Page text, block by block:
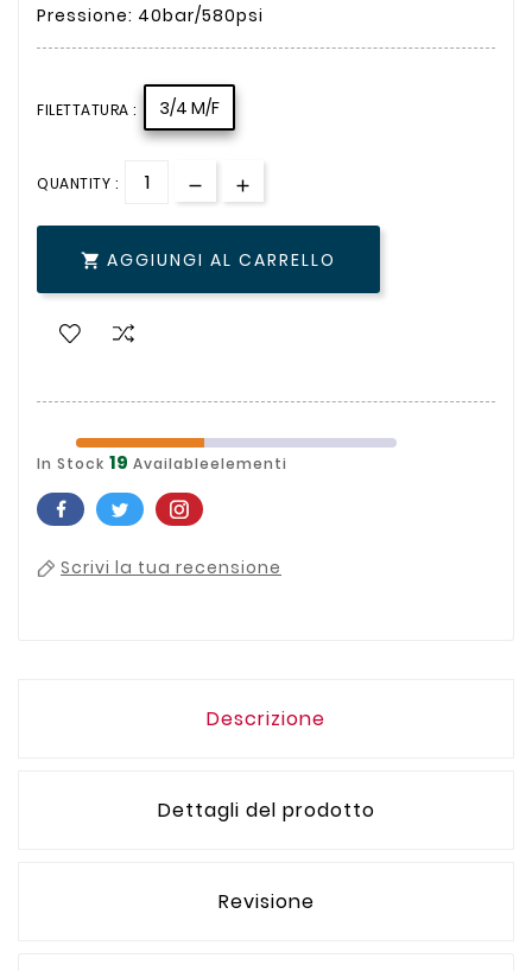
Pressione: 40bar/580psi
FILETTATURA : 3/4 M/F
QUANTITY :
 AGGIUNGI AL CARRELLO
In Stock 19 Availableelementi
Scrivi la tua recensione
Descrizione
Dettagli del prodotto
Revisione